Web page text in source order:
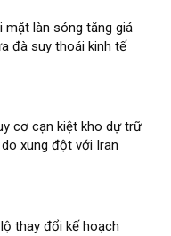
mặt làn sóng tăng giá
đà suy thoái kinh tế
cơ cạn kiệt kho dự trữ
xung đột với Iran
thay đổi kế hoạch